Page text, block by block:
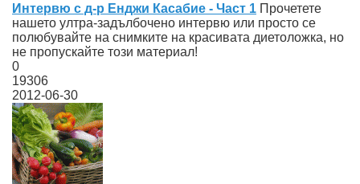
Интервю с д-р Енджи Касабие - Част 1 Прочетете
нашето ултра-задълбочено интервю или просто се
полюбувайте на снимките на красивата диетоложка, но
не пропускайте този материал!
0
19306
2012-06-30